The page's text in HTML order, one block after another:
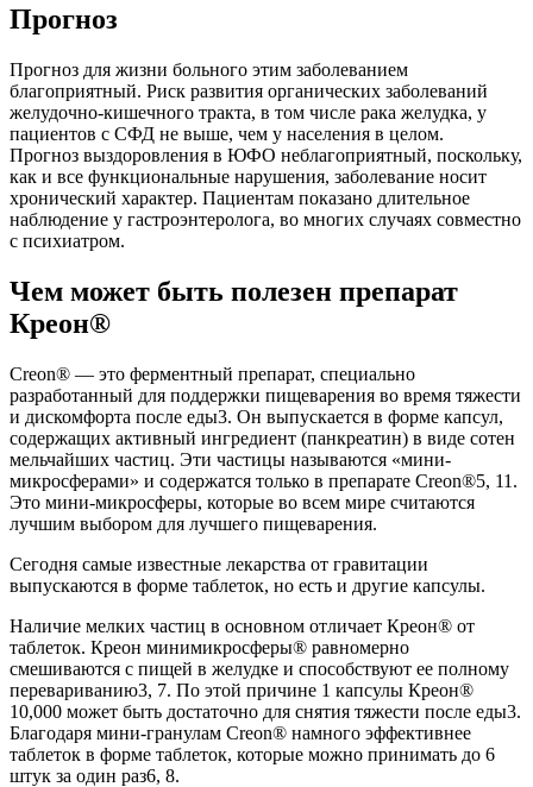
Прогноз
Прогноз для жизни больного этим заболеванием
благоприятный. Риск развития органических заболеваний
желудочно-кишечного тракта, в том числе рака желудка, у
пациентов с СФД не выше, чем у населения в целом.
Прогноз выздоровления в ЮФО неблагоприятный, поскольку,
как и все функциональные нарушения, заболевание носит
хронический характер. Пациентам показано длительное
наблюдение у гастроэнтеролога, во многих случаях совместно
с психиатром.
Чем может быть полезен препарат
Креон®
Creon® — это ферментный препарат, специально
разработанный для поддержки пищеварения во время тяжести
и дискомфорта после еды3. Он выпускается в форме капсул,
содержащих активный ингредиент (панкреатин) в виде сотен
мельчайших частиц. Эти частицы называются «мини-
микросферами» и содержатся только в препарате Creon®5, 11.
Это мини-микросферы, которые во всем мире считаются
лучшим выбором для лучшего пищеварения.
Сегодня самые известные лекарства от гравитации
выпускаются в форме таблеток, но есть и другие капсулы.
Наличие мелких частиц в основном отличает Креон® от
таблеток. Креон минимикросферы® равномерно
смешиваются с пищей в желудке и способствуют ее полному
перевариванию3, 7. По этой причине 1 капсулы Креон®
10,000 может быть достаточно для снятия тяжести после еды3.
Благодаря мини-гранулам Creon® намного эффективнее
таблеток в форме таблеток, которые можно принимать до 6
штук за один раз6, 8.